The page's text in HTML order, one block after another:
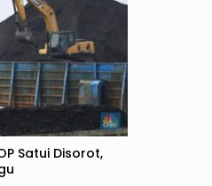
Satui Disorot,